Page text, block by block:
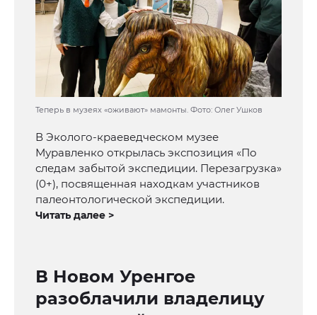
Теперь в музеях «оживают» мамонты. Фото: Олег Ушков
В Эколого-краеведческом музее
Муравленко открылась экспозиция «По
следам забытой экспедиции. Перезагрузка»
(0+), посвященная находкам участников
палеонтологической экспедиции.
Читать далее >
В Новом Уренгое
разоблачили владелицу